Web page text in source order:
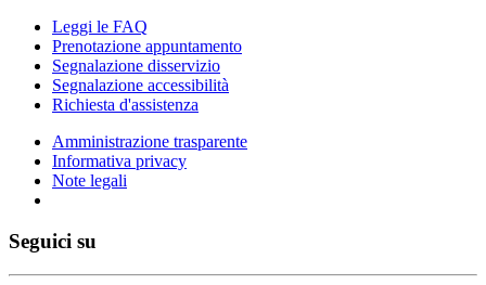
Leggi le FAQ
Prenotazione appuntamento
Segnalazione disservizio
Segnalazione accessibilità
Richiesta d'assistenza
Amministrazione trasparente
Informativa privacy
Note legali
Seguici su